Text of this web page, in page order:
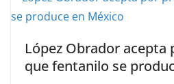
López Obrador acepta
que fentanilo se